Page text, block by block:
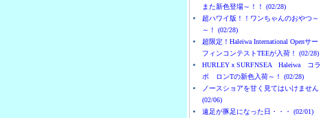
また新色登場～！！ (02/28)
超ハワイ版！！ワンちゃんのおやつ～
～！ (02/28)
超限定！Haleiwa International Openサー
フィンコンテストTEEが入荷！ (02/28)
HURLEYｘSURFNSEA Haleiwa コラ
ボ ロンTの新色入荷～！ (02/28)
ノースショアを甘く見てはいけません
(02/06)
遠足が豚足になった日・・・ (02/01)